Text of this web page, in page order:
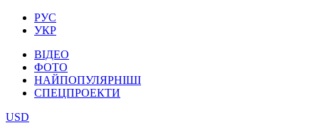
РУС
УКР
ВІДЕО
ФОТО
НАЙПОПУЛЯРНІШІ
СПЕЦПРОЕКТИ
USD